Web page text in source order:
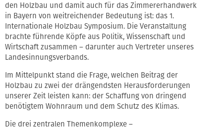
den Holzbau und damit auch für das Zimmererhandwerk
in Bayern von weitreichender Bedeutung ist: das 1.
Internationale Holzbau Symposium. Die Veranstaltung
brachte führende Köpfe aus Politik, Wissenschaft und
Wirtschaft zusammen – darunter auch Vertreter unseres
Landesinnungsverbands.
Im Mittelpunkt stand die Frage, welchen Beitrag der
Holzbau zu zwei der drängendsten Herausforderungen
unserer Zeit leisten kann: der Schaffung von dringend
benötigtem Wohnraum und dem Schutz des Klimas.
Die drei zentralen Themenkomplexe –